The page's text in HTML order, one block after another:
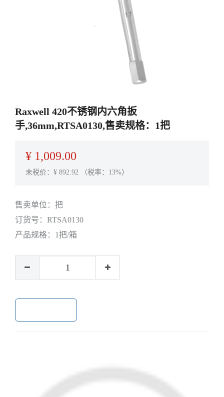
Raxwell 420不锈钢内六角扳
手,36mm,RTSA0130,售卖规格：1把
¥ 1,009.00
未税价：¥ 892.92 （税率：13%）
售卖单位： 把
订货号： RTSA0130
产品规格： 1把/箱